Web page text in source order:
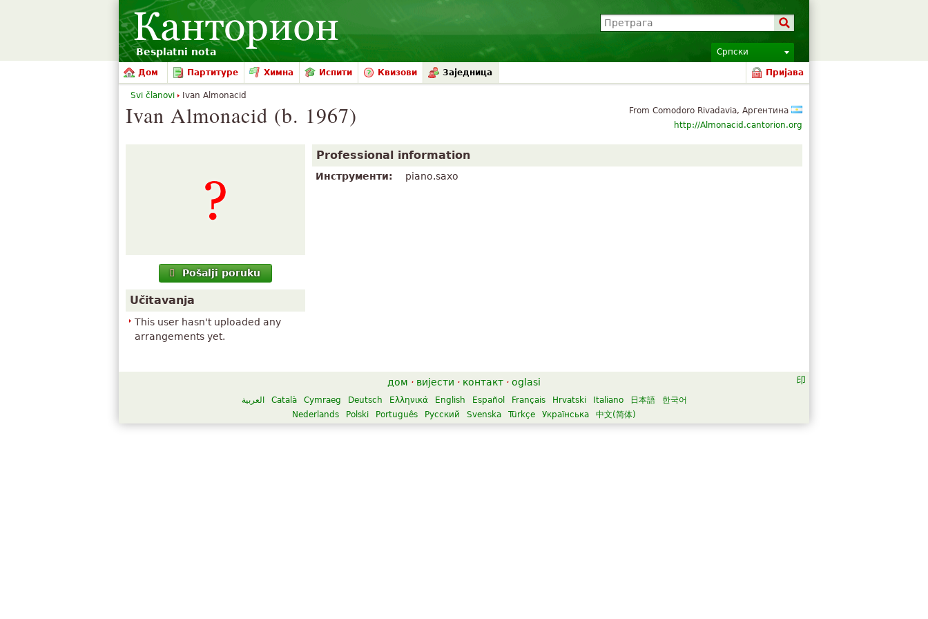
Besplatni nota Српски
Дом Партитуре Химна Испити Квизови Заједница Пријава
From Comodoro Rivadavia, Аргентина
http://Almonacid.cantorion.org
Ivan Almonacid (b. 1967)
Pošalji poruku
Učitavanja
This user hasn't uploaded any
arrangements yet.
Professional information
Инструменти: piano.saxo
Svi članovi Ivan Almonacid
дом · вијести · контакт · oglasi
العربية Català Cymraeg Deutsch Ελληνικά English Español Français Hrvatski Italiano 日本語
한국어
Nederlands
Polski Português Русский Svenska Türkçe Українська 中文(简体)